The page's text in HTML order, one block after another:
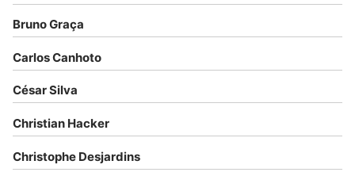
Bruno Graça
Carlos Canhoto
César Silva
Christian Hacker
Christophe Desjardins